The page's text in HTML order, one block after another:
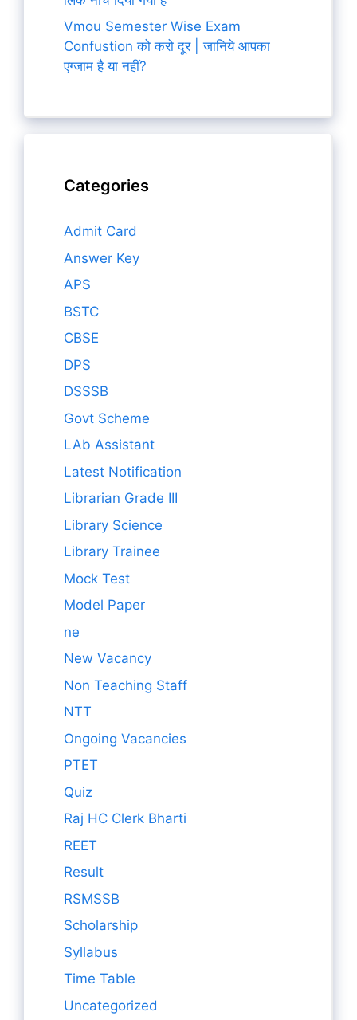
Vmou Semester Wise Exam
Confustion को करो दूर | जानिये आपका
एग्जाम है या नहीं?
Categories
Admit Card
Answer Key
APS
BSTC
CBSE
DPS
DSSSB
Govt Scheme
LAb Assistant
Latest Notification
Librarian Grade III
Library Science
Library Trainee
Mock Test
Model Paper
ne
New Vacancy
Non Teaching Staff
NTT
Ongoing Vacancies
PTET
Quiz
Raj HC Clerk Bharti
REET
Result
RSMSSB
Scholarship
Syllabus
Time Table
Uncategorized